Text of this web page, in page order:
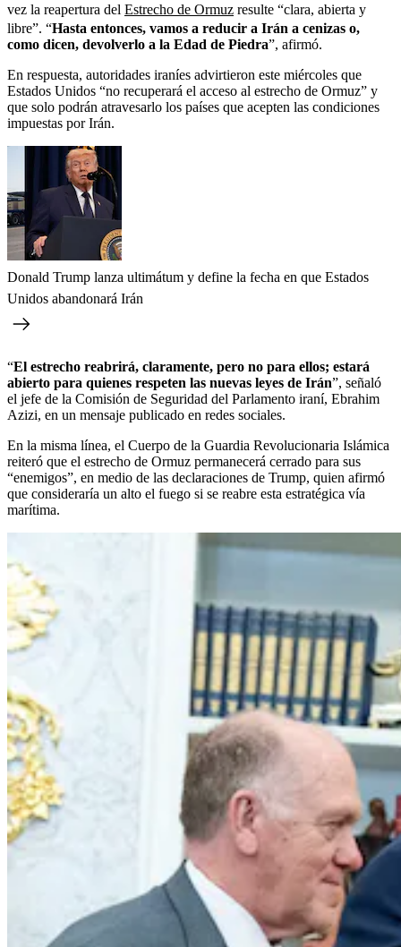
vez la reapertura del Estrecho de Ormuz resulte “clara, abierta y
libre”. “Hasta entonces, vamos a reducir a Irán a cenizas o,
como dicen, devolverlo a la Edad de Piedra”, afirmó.
En respuesta, autoridades iraníes advirtieron este miércoles que
Estados Unidos “no recuperará el acceso al estrecho de Ormuz” y
que solo podrán atravesarlo los países que acepten las condiciones
impuestas por Irán.
Donald Trump lanza ultimátum y define la fecha en que Estados
Unidos abandonará Irán
“El estrecho reabrirá, claramente, pero no para ellos; estará
abierto para quienes respeten las nuevas leyes de Irán”, señaló
el jefe de la Comisión de Seguridad del Parlamento iraní, Ebrahim
Azizi, en un mensaje publicado en redes sociales.
En la misma línea, el Cuerpo de la Guardia Revolucionaria Islámica
reiteró que el estrecho de Ormuz permanecerá cerrado para sus
“enemigos”, en medio de las declaraciones de Trump, quien afirmó
que consideraría un alto el fuego si se reabre esta estratégica vía
marítima.